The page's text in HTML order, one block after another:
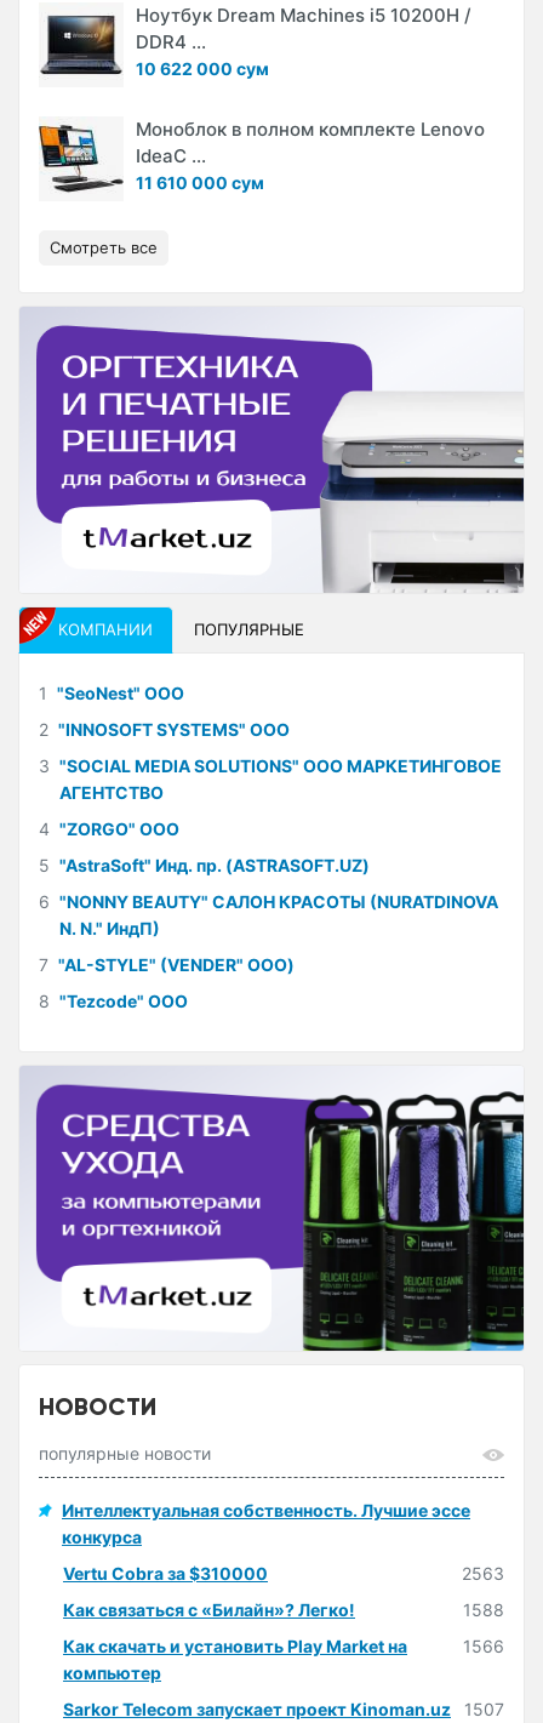
Ноутбук Dream Machines i5 10200H /
DDR4 ...
10 622 000 сум
Моноблок в полном комплекте Lenovo
IdeaC ...
11 610 000 сум
Смотреть все
КОМПАНИИ ПОПУЛЯРНЫЕ
1 "SeoNest" ООО
2 "INNOSOFT SYSTEMS" ООО
3 "SOCIAL MEDIA SOLUTIONS" ООО МАРКЕТИНГОВОЕ
АГЕНТСТВО
4 "ZORGO" ООО
5 "AstraSoft" Инд. пр. (ASTRASOFT.UZ)
6 "NONNY BEAUTY" САЛОН КРАСОТЫ (NURATDINOVA
N. N." ИндП)
7 "AL-STYLE" (VENDER" ООО)
8 "Tezcode" ООО
НОВОСТИ
популярные новости
Интеллектуальная собственность. Лучшие эссе
конкурса
Vertu Cobra за $310000
2563
Как связаться с «Билайн»? Легко!
1588
Как скачать и установить Play Market на
компьютер
1566
Sarkor Telecom запускает проект Kinoman.uz
1507